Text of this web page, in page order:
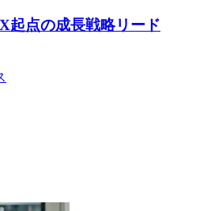
起点の成長戦略リード